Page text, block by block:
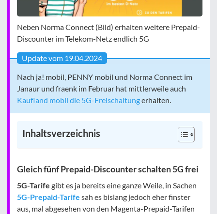
Neben Norma Connect (Bild) erhalten weitere Prepaid-
Discounter im Telekom-Netz endlich 5G
Update vom 19.04.2024
Nach ja! mobil, PENNY mobil und Norma Connect im
Janaur und fraenk im Februar hat mittlerweile auch
Kaufland mobil die 5G-Freischaltungerhalten.
Inhaltsverzeichnis
Gleich fünf Prepaid-Discounter schalten 5G frei
5G-Tarife gibt es ja bereits eine ganze Weile, in Sachen
5G-Prepaid-Tarife sah es bislang jedoch eher finster
aus, mal abgesehen von den Magenta-Prepaid-Tarifen